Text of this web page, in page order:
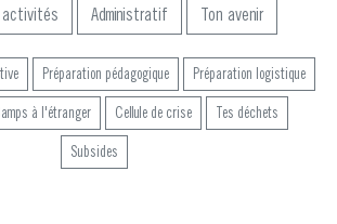
activités Administratif Ton avenir
Préparation pédagogique Préparation logistique
à l'étranger Cellule de crise Tes déchets
Subsides